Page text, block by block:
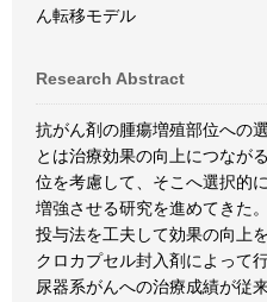
ん転移モデル
Research Abstract
抗がん剤の腫瘍増殖部位への
とは治療効果の向上につなが
位を考慮して、そこへ選択的
増強させる研究を進めてきた
投与法を工夫して効果の向上
クロカプセル封入剤によって
尿器系がんへの治療成績が従